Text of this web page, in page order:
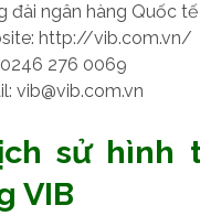
đài ngân hàng Quốc tế
http://vib.com.vn/
0246 276 0069
vib@vib.com.vn
sử hình
VIB